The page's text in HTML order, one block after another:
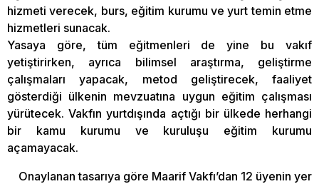
hizmeti verecek, burs, eğitim kurumu ve yurt temin etme
hizmetleri sunacak.
Yasaya göre, tüm eğitmenleri de yine bu vakıf
yetiştirirken, ayrıca bilimsel araştırma, geliştirme
çalışmaları yapacak, metod geliştirecek, faaliyet
gösterdiği ülkenin mevzuatına uygun eğitim çalışması
yürütecek. Vakfın yurtdışında açtığı bir ülkede herhangi
bir kamu kurumu ve kuruluşu eğitim kurumu
açamayacak.
Onaylanan tasarıya göre Maarif Vakfı’dan 12 üyenin yer